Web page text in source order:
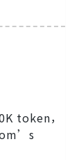
token，